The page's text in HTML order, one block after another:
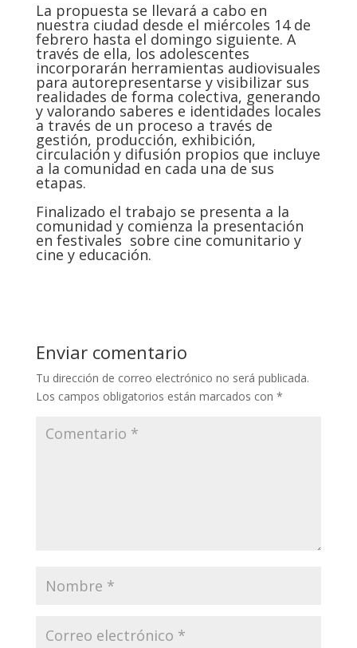
La propuesta se llevará a cabo en
nuestra ciudad desde el miércoles 14 de
febrero hasta el domingo siguiente. A
través de ella, los adolescentes
incorporarán herramientas audiovisuales
para autorepresentarse y visibilizar sus
realidades de forma colectiva, generando
y valorando saberes e identidades locales
a través de un proceso a través de
gestión, producción, exhibición,
circulación y difusión propios que incluye
a la comunidad en cada una de sus
etapas.
Finalizado el trabajo se presenta a la
comunidad y comienza la presentación
en festivales sobre cine comunitario y
cine y educación.
Enviar comentario
Tu dirección de correo electrónico no será publicada.
Los campos obligatorios están marcados con *